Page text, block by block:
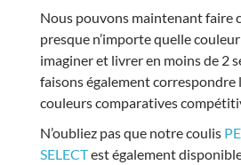
Nous pouvons maintenant faire
presque n’importe quelle
imaginer et livrer en moins de 2
faisons également correspondre
couleurs comparatives
N’oubliez pas que notre coulis
SELECTest également